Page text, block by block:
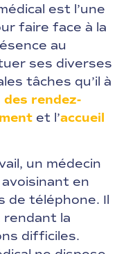
est l’une
faire face à la
au
ses diverses
tâches qu’il à
rendez-
et l’accueil
un médecin
en
de téléphone. Il
la
difficiles.